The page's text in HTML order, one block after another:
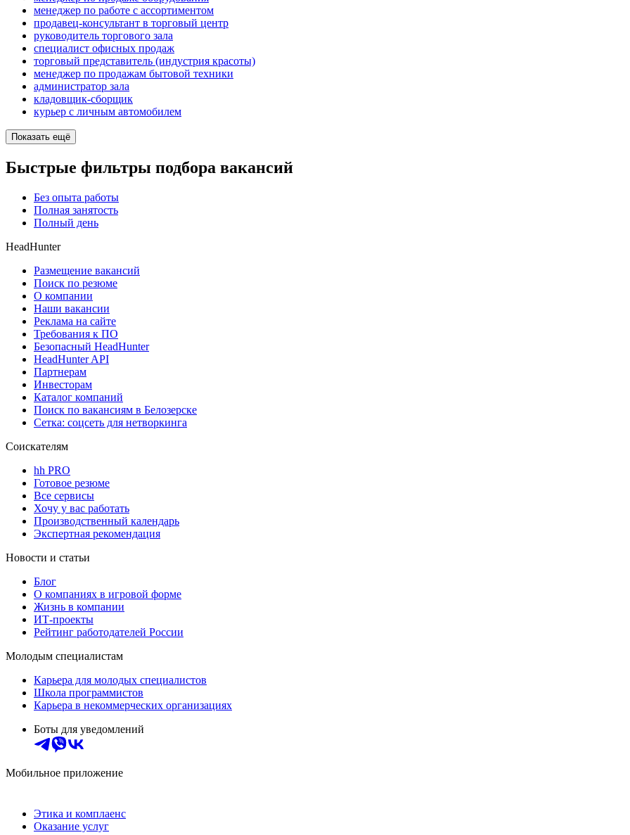
менеджер по работе с ассортиментом
продавец-консультант в торговый центр
руководитель торгового зала
специалист офисных продаж
торговый представитель (индустрия красоты)
менеджер по продажам бытовой техники
администратор зала
кладовщик-сборщик
курьер с личным автомобилем
Показать ещё
Быстрые фильтры подбора вакансий
Без опыта работы
Полная занятость
Полный день
HeadHunter
Размещение вакансий
Поиск по резюме
О компании
Наши вакансии
Реклама на сайте
Требования к ПО
Безопасный HeadHunter
HeadHunter API
Партнерам
Инвесторам
Каталог компаний
Поиск по вакансиям в Белозерске
Сетка: соцсеть для нетворкинга
Соискателям
hh PRO
Готовое резюме
Все сервисы
Хочу у вас работать
Производственный календарь
Экспертная рекомендация
Новости и статьи
Блог
О компаниях в игровой форме
Жизнь в компании
ИТ-проекты
Рейтинг работодателей России
Молодым специалистам
Карьера для молодых специалистов
Школа программистов
Карьера в некоммерческих организациях
Боты для уведомлений
Мобильное приложение
Этика и комплаенс
Оказание услуг